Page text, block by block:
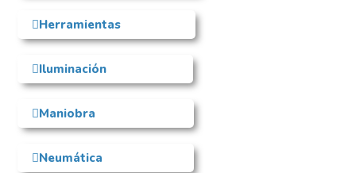
Herramientas
Iluminación
Maniobra
Neumática